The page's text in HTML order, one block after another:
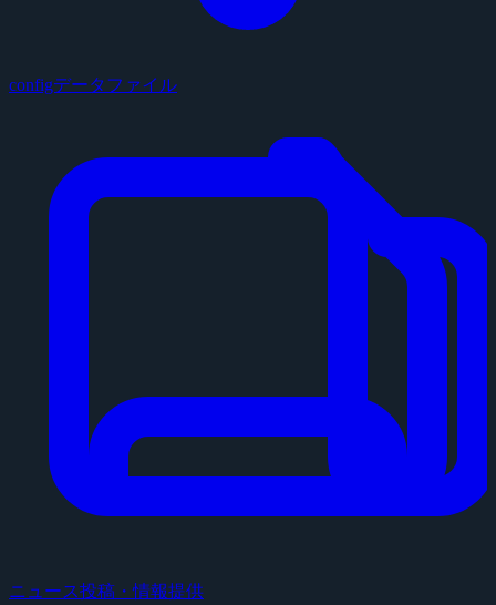
configデータファイル
ニュース投稿・情報提供